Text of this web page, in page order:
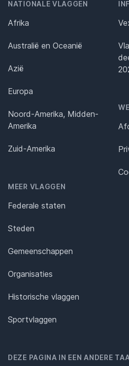
NATIONALE VLAGGEN
Afrika
Australië en Oceanië
Azië
Europa
Noord-Amerika, Midden-
Amerika
Zuid-Amerika
MEER VLAGGEN
Federale staten
Steden
Gemeenschappen
Organisaties
Historische vlaggen
Sportvlaggen
DEZE PAGINA IN EEN ANDERE